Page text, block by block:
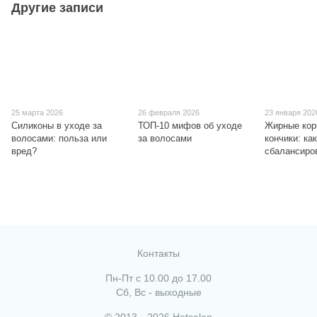
Другие записи
25 марта 2026
Силиконы в уходе за
волосами: польза или
вред?
26 февраля 2026
ТОП-10 мифов об уходе
за волосами
23 января
Жирные
кончики: как
Контакты
Пн-Пт с 10.00 до 17.00
Сб, Вс - выходные